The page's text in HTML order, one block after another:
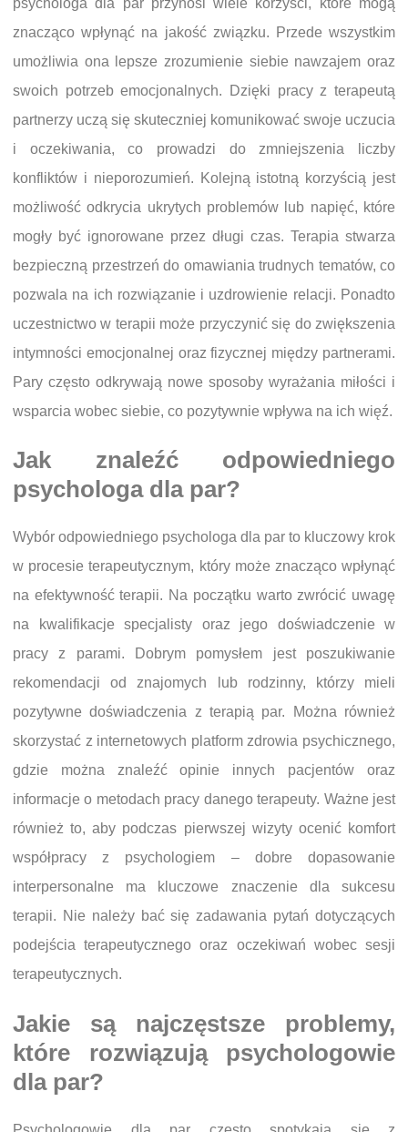
psychologa dla par przynosi wiele korzyści, które mogą
znacząco wpłynąć na jakość związku. Przede wszystkim
umożliwia ona lepsze zrozumienie siebie nawzajem oraz
swoich potrzeb emocjonalnych. Dzięki pracy z terapeutą
partnerzy uczą się skuteczniej komunikować swoje uczucia
i oczekiwania, co prowadzi do zmniejszenia liczby
konfliktów i nieporozumień. Kolejną istotną korzyścią jest
możliwość odkrycia ukrytych problemów lub napięć, które
mogły być ignorowane przez długi czas. Terapia stwarza
bezpieczną przestrzeń do omawiania trudnych tematów, co
pozwala na ich rozwiązanie i uzdrowienie relacji. Ponadto
uczestnictwo w terapii może przyczynić się do zwiększenia
intymności emocjonalnej oraz fizycznej między partnerami.
Pary często odkrywają nowe sposoby wyrażania miłości i
wsparcia wobec siebie, co pozytywnie wpływa na ich więź.
Jak znaleźć odpowiedniego
psychologa dla par?
Wybór odpowiedniego psychologa dla par to kluczowy krok
w procesie terapeutycznym, który może znacząco wpłynąć
na efektywność terapii. Na początku warto zwrócić uwagę
na kwalifikacje specjalisty oraz jego doświadczenie w
pracy z parami. Dobrym pomysłem jest poszukiwanie
rekomendacji od znajomych lub rodzinny, którzy mieli
pozytywne doświadczenia z terapią par. Można również
skorzystać z internetowych platform zdrowia psychicznego,
gdzie można znaleźć opinie innych pacjentów oraz
informacje o metodach pracy danego terapeuty. Ważne jest
również to, aby podczas pierwszej wizyty ocenić komfort
współpracy z psychologiem – dobre dopasowanie
interpersonalne ma kluczowe znaczenie dla sukcesu
terapii. Nie należy bać się zadawania pytań dotyczących
podejścia terapeutycznego oraz oczekiwań wobec sesji
terapeutycznych.
Jakie są najczęstsze problemy,
które rozwiązują psychologowie
dla par?